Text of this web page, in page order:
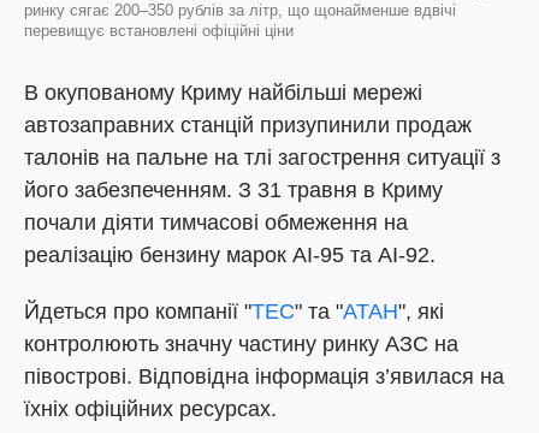
ринку сягає 200–350 рублів за літр, що щонайменше вдвічі
перевищує встановлені офіційні ціни
В окупованому Криму найбільші мережі
автозаправних станцій призупинили продаж
талонів на пальне на тлі загострення ситуації з
його забезпеченням. З 31 травня в Криму
почали діяти тимчасові обмеження на
реалізацію бензину марок АІ-95 та АІ-92.
Йдеться про компанії "ТЕС" та "АТАН", які
контролюють значну частину ринку АЗС на
півострові. Відповідна інформація з’явилася на
їхніх офіційних ресурсах.